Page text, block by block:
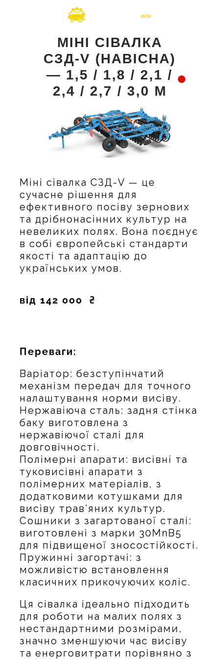
МІНІ СІВАЛКА
СЗД-V (НАВІСНА)
— 1,5 / 1,8 / 2,1 /
2,4 / 2,7 / 3,0 М
Міні сівалка СЗД-V — це
сучасне рішення для
ефективного посіву зернових
та дрібнонасінних культур на
невеликих полях. Вона поєднує
в собі європейські стандарти
якості та адаптацію до
українських умов.
від 142 000 ₴
Переваги:
Варіатор: безступінчатий
механізм передач для точного
налаштування норми висіву.
Нержавіюча сталь: задня стінка
баку виготовлена з
нержавіючої сталі для
довговічності.
Полімерні апарати: висівні та
туковисівні апарати з
полімерних матеріалів, з
додатковими котушками для
висіву трав’яних культур.
Сошники з загартованої сталі:
виготовлені з марки 30MnB5
для підвищеної зносостійкості.
Пружинні загортачі: з
можливістю встановлення
класичних прикочуючих коліс.
Ця сівалка ідеально підходить
для роботи на малих полях з
нестандартними розмірами,
значно зменшуючи час висіву
та енерговитрати порівняно з